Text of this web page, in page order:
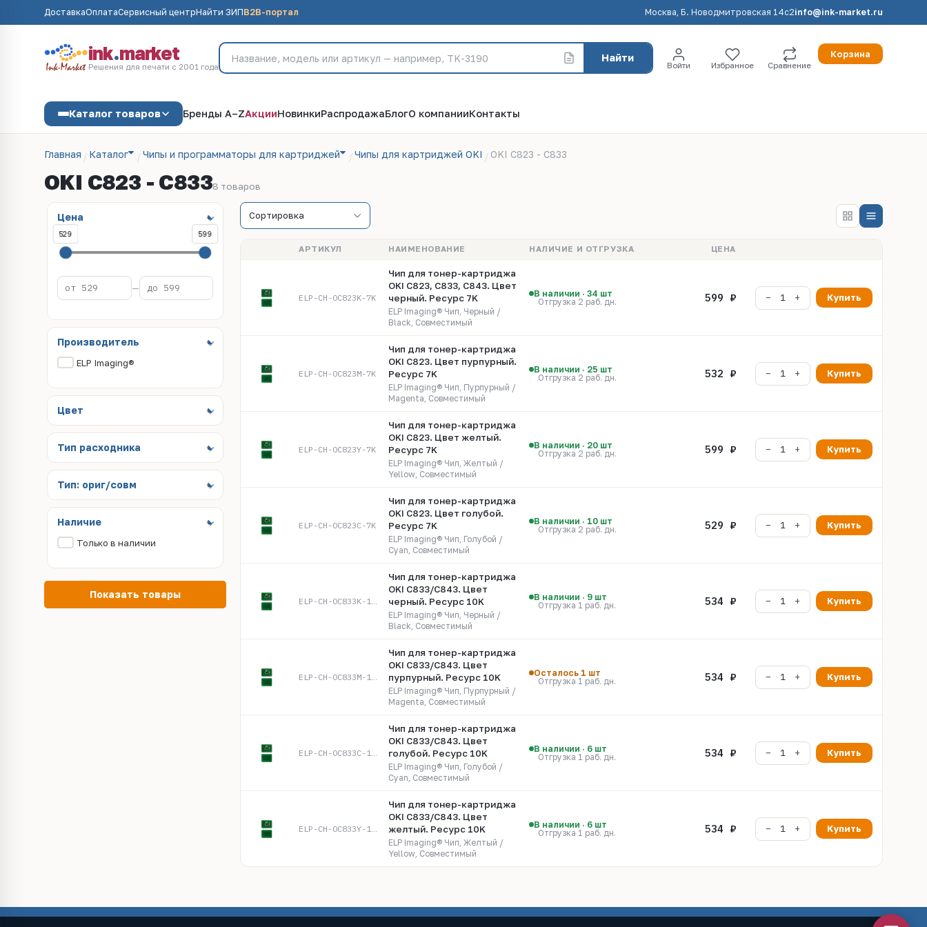
ДоставкаОплатаСервисный центрНайти ЗИПB2B-портал Москва, Б. Новодмитровская 14с2info@ink-market.ru
ink.market
Решения для печати с 2001 года
Найти
Войти Избранное Сравнение
Корзина
Каталог товаров Бренды A–ZАкцииНовинкиРаспродажаБлогО компанииКонтакты
Главная Каталог Чипы и программаторы для картриджей Чипы для картриджей OKI OKI C823 - C833
OKI C823 - C8338 товаров
Цена
529 599
—
Производитель
ELP Imaging®
Цвет
Тип расходника
Тип: ориг/совм
Наличие
Только в наличии
Показать товары
АРТИКУЛ НАИМЕНОВАНИЕ НАЛИЧИЕ И ОТГРУЗКА ЦЕНА
ELP-CH-OC823K-7K
Чип для тонер-картриджа
OKI C823, C833, C843. Цвет
черный. Ресурс 7K
ELP Imaging® Чип, Черный /
Black, Совместимый
В наличии · 34 шт
Отгрузка 2 раб. дн.
599 ₽ Купить
ELP-CH-OC823M-7K
Чип для тонер-картриджа
OKI C823. Цвет пурпурный.
Ресурс 7K
ELP Imaging® Чип, Пурпурный /
Magenta, Совместимый
В наличии · 25 шт
Отгрузка 2 раб. дн.
532 ₽ Купить
ELP-CH-OC823Y-7K
Чип для тонер-картриджа
OKI C823. Цвет желтый.
Ресурс 7K
ELP Imaging® Чип, Желтый /
Yellow, Совместимый
В наличии · 20 шт
Отгрузка 2 раб. дн.
599 ₽ Купить
ELP-CH-OC823C-7K
Чип для тонер-картриджа
OKI C823. Цвет голубой.
Ресурс 7K
ELP Imaging® Чип, Голубой /
Cyan, Совместимый
В наличии · 10 шт
Отгрузка 2 раб. дн.
529 ₽ Купить
Чип для тонер-картриджа
OKI C833/C843. Цвет
черный. Ресурс 10K
ELP Imaging® Чип, Черный /
Black, Совместимый
В наличии · 9 шт
Отгрузка 1 раб. дн.
534 ₽ Купить
Чип для тонер-картриджа
OKI C833/C843. Цвет
пурпурный. Ресурс 10K
ELP Imaging® Чип, Пурпурный /
Magenta, Совместимый
Осталось 1 шт
Отгрузка 1 раб. дн.
534 ₽ Купить
Чип для тонер-картриджа
OKI C833/C843. Цвет
голубой. Ресурс 10K
ELP Imaging® Чип, Голубой /
Cyan, Совместимый
В наличии · 6 шт
Отгрузка 1 раб. дн.
534 ₽ Купить
Чип для тонер-картриджа
OKI C833/C843. Цвет
желтый. Ресурс 10K
ELP Imaging® Чип, Желтый /
Yellow, Совместимый
В наличии · 6 шт
Отгрузка 1 раб. дн.
534 ₽ Купить